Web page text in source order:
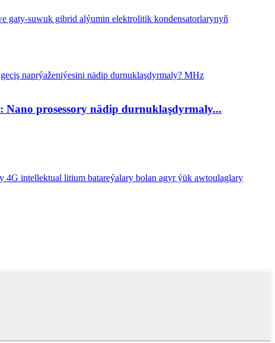
Nano prosessory nädip durnuklaşdyrmaly...